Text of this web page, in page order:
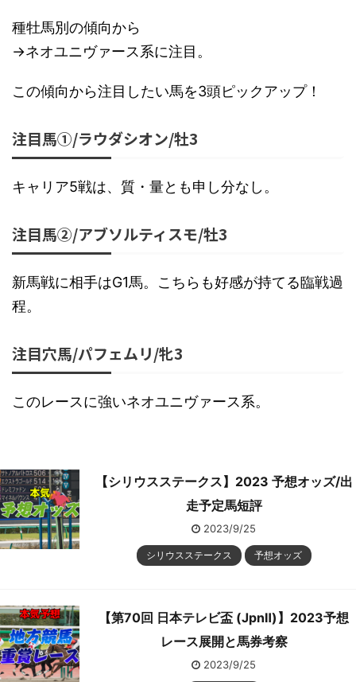
種牡馬別の傾向から
→ネオユニヴァース系に注目。
この傾向から注目したい馬を3頭ピックアップ！
注目馬①/ラウダシオン/牡3
キャリア5戦は、質・量とも申し分なし。
注目馬②/アブソルティスモ/牡3
新馬戦に相手はG1馬。こちらも好感が持てる臨戦過
程。
注目穴馬/パフェムリ/牝3
このレースに強いネオユニヴァース系。
【シリウスステークス】2023 予想オッズ/出
走予定馬短評
2023/9/25
シリウスステークス 予想オッズ
【第70回 日本テレビ盃 (JpnⅡ)】2023予想
レース展開と馬券考察
2023/9/25